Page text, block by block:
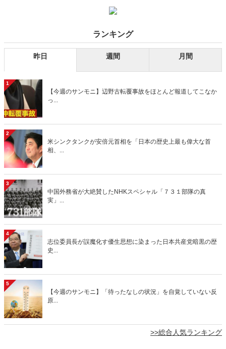
い」ということが明らかになった――。（サムネイルはエマニュエル
駐日米国大使Twitterより）
ランキング
昨日 週間 月間
1
【今週のサンモニ】辺野古転覆事故をほとんど報道してこなか
っ...
2
米シンクタンクが安倍元首相を「日本の歴史上最も偉大な首
相、...
3
中国外務省が大絶賛したNHKスペシャル「７３１部隊の真
実」...
4
志位委員長が誤魔化す優生思想に染まった日本共産党暗黒の歴
史...
5
【今週のサンモニ】「待ったなしの状況」を自覚していない反
原...
>>総合人気ランキング